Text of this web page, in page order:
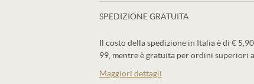
SPEDIZIONE GRATUITA
Il costo della spedizione in Italia è di €
99, mentre è gratuita per ordini superiori
Maggiori dettagli